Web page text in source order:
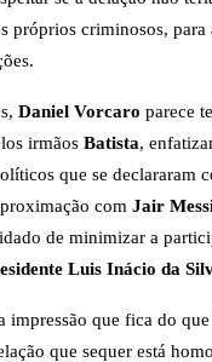
próprios criminosos, para
Daniel Vorcaro parece
irmãos Batista,
que se declararam
com Jair
de minimizar a
Luis Inácio da
impressão que fica do
que sequer está